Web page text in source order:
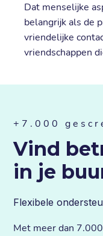
Dat menselijke
belangrijk als de
vriendelijke
vriendschappen
+7.000
Vind
in je
Flexibele
Met meer dan